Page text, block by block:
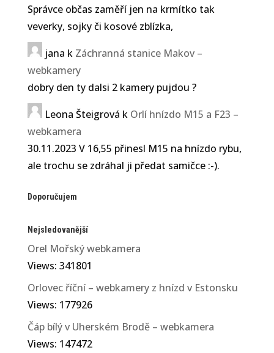
Správce občas zaměří jen na krmítko tak
veverky, sojky či kosové zblízka,
jana k Záchranná stanice Makov –
webkamery
dobry den ty dalsi 2 kamery pujdou ?
Leona Šteigrová k Orlí hnízdo M15 a F23 –
webkamera
30.11.2023 V 16,55 přinesl M15 na hnízdo rybu,
ale trochu se zdráhal ji předat samičce :-).
Doporučujem
Nejsledovanější
Orel Mořský webkamera
Views: 341801
Orlovec říční – webkamery z hnízd v Estonsku
Views: 177926
Čáp bílý v Uherském Brodě – webkamera
Views: 147472